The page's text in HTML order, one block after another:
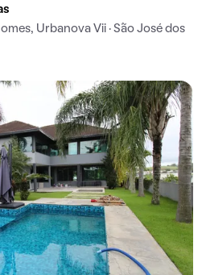
Urbanova Vii · São José dos